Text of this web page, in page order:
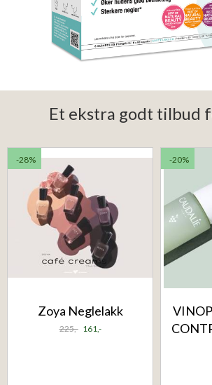
Et ekstra godt tilbud
-28%
Zoya Neglelakk
225,- 161,-
-20%